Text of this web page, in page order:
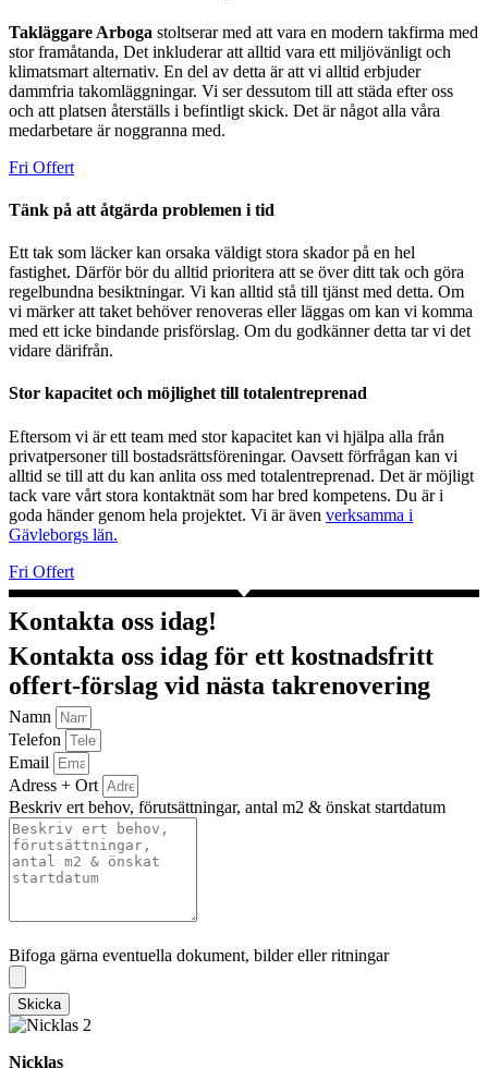
Takläggare Arboga stoltserar med att vara en modern takfirma med
stor framåtanda, Det inkluderar att alltid vara ett miljövänligt och
klimatsmart alternativ. En del av detta är att vi alltid erbjuder
dammfria takomläggningar. Vi ser dessutom till att städa efter oss
och att platsen återställs i befintligt skick. Det är något alla våra
medarbetare är noggranna med.
Fri Offert
Tänk på att åtgärda problemen i tid
Ett tak som läcker kan orsaka väldigt stora skador på en hel
fastighet. Därför bör du alltid prioritera att se över ditt tak och göra
regelbundna besiktningar. Vi kan alltid stå till tjänst med detta. Om
vi märker att taket behöver renoveras eller läggas om kan vi komma
med ett icke bindande prisförslag. Om du godkänner detta tar vi det
vidare därifrån.
Stor kapacitet och möjlighet till totalentreprenad
Eftersom vi är ett team med stor kapacitet kan vi hjälpa alla från
privatpersoner till bostadsrättsföreningar. Oavsett förfrågan kan vi
alltid se till att du kan anlita oss med totalentreprenad. Det är möjligt
tack vare vårt stora kontaktnät som har bred kompetens. Du är i
goda händer genom hela projektet. Vi är även verksamma i
Gävleborgs län.
Fri Offert
Kontakta oss idag!
Kontakta oss idag för ett kostnadsfritt
offert-förslag vid nästa takrenovering
Namn
Telefon
Email
Adress + Ort
Beskriv ert behov, förutsättningar, antal m2 & önskat startdatum
Bifoga gärna eventuella dokument, bilder eller ritningar
Skicka
Nicklas